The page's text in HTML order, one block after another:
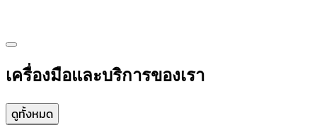
เครื่องมือและบริการของเรา
ดูทั้งหมด